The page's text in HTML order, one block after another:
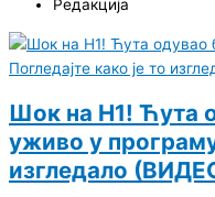
Редакција
Шок на Н1! Ћута
уживо у
изгледало